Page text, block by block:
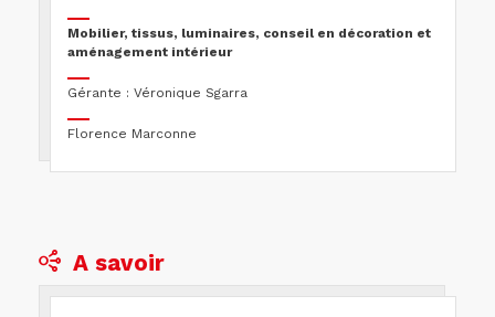
Mobilier, tissus, luminaires, conseil en décoration et
aménagement intérieur
Gérante : Véronique Sgarra
Florence Marconne
A savoir